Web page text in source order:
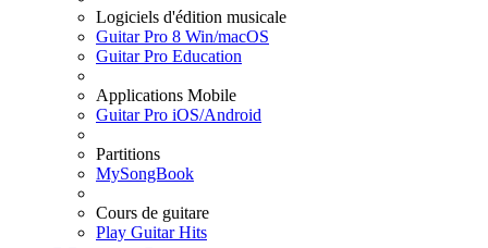
Logiciels d'édition musicale
Guitar Pro 8 Win/macOS
Guitar Pro Education
Applications Mobile
Guitar Pro iOS/Android
Partitions
MySongBook
Cours de guitare
Play Guitar Hits